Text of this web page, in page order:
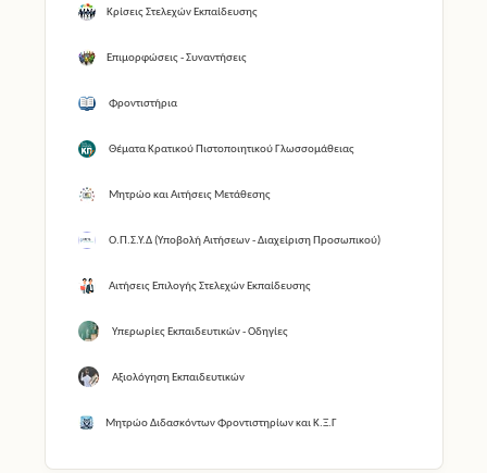
Κρίσεις Στελεχών Εκπαίδευσης
Επιμορφώσεις - Συναντήσεις
Φροντιστήρια
Θέματα Κρατικού Πιστοποιητικού Γλωσσομάθειας
Μητρώο και Αιτήσεις Μετάθεσης
Ο.Π.Σ.Υ.Δ (Υποβολή Αιτήσεων - Διαχείριση Προσωπικού)
Αιτήσεις Επιλογής Στελεχών Εκπαίδευσης
Υπερωρίες Εκπαιδευτικών - Οδηγίες
Αξιολόγηση Εκπαιδευτικών
Μητρώο Διδασκόντων Φροντιστηρίων και Κ.Ξ.Γ